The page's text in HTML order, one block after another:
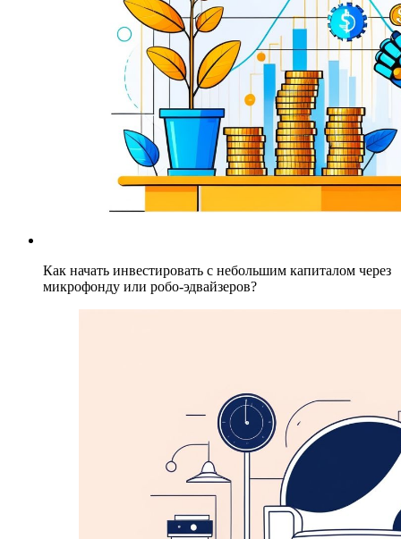
Как начать инвестировать с небольшим капиталом через
микрофонду или робо-эдвайзеров?